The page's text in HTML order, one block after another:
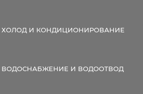
ХОЛОД И КОНДИЦИОНИРОВАНИЕ
ВОДОСНАБЖЕНИЕ И ВОДООТВОД